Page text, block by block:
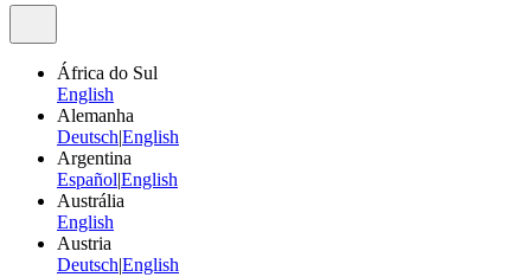
África do Sul
English
Alemanha
Deutsch|English
Argentina
Español|English
Austrália
English
Austria
Deutsch|English